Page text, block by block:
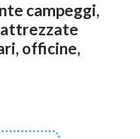
campeggi,
attrezzate
officine,